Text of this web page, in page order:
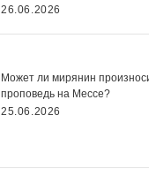
26.06.2026
Может ли мирянин
проповедь на Мессе?
25.06.2026